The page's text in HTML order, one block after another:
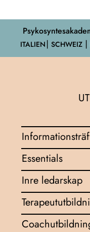
ITALIEN⎮ SCHWEIZ
Essentials
Inre ledarskap